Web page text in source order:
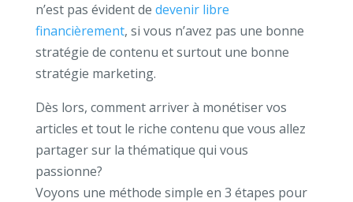
n’est pas évident de devenir libre
financièrement, si vous n’avez pas une bonne
stratégie de contenu et surtout une bonne
stratégie marketing.
Dès lors, comment arriver à monétiser vos
articles et tout le riche contenu que vous allez
partager sur la thématique qui vous
passionne?
Voyons une méthode simple en 3 étapes pour